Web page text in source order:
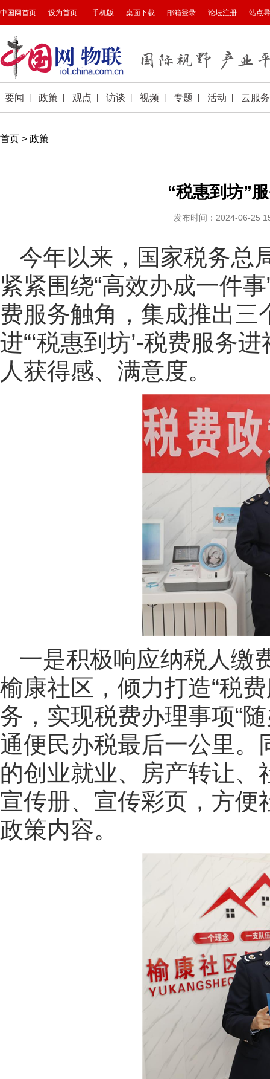
首页 > 政策
“税惠到坊”
发布时间：2024-06-25
今年以来，国家税务总
紧紧围绕“高效办成一件
费服务触角，集成推出
进“‘税惠到坊’-税费服务
人获得感、满意度。
一是积极响应纳税人缴
榆康社区，倾力打造“税
务，实现税费办理事项“
通便民办税最后一公里。
的创业就业、房产转让
宣传册、宣传彩页，方便
政策内容。